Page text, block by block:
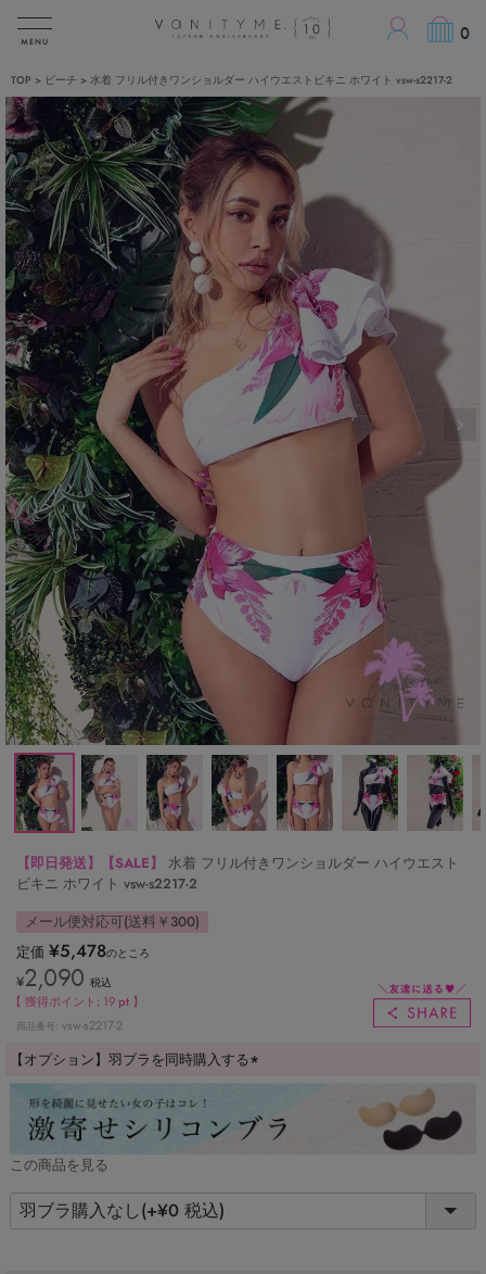
0
MENU
TOP ビーチ 水着 フリル付きワンショルダー ハイウエストビキニ ホワイト vsw-s2217-2
【即日発送】【SALE】
水着 フリル付きワンショルダー ハイウエスト
ビキニ ホワイト vsw-s2217-2
メール便対応可(送料￥300)
定価 ¥5,478のところ
¥2,090 税込
【 獲得ポイント: 19 pt 】
商品番号 vsw-s2217-2
【オプション】羽ブラを同時購入する
(必
この商品を見る